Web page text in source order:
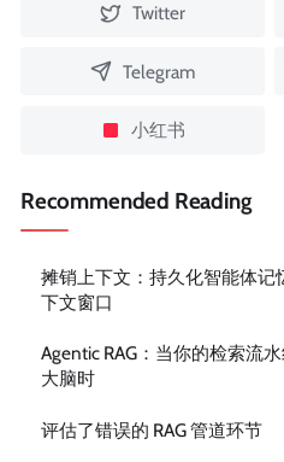
Twitter
Telegram
小红书
Recommended Reading
摊销上下文：持久化智能体记
下文窗口
Agentic RAG：当你的检索流
大脑时
评估了错误的 RAG 管道环节